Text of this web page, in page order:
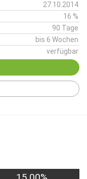
27.10.2014
16 %
90 Tage
bis 6 Wochen
verfügbar